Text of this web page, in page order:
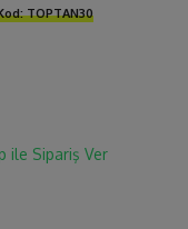
TOPTAN30
ile Sipariş Ver